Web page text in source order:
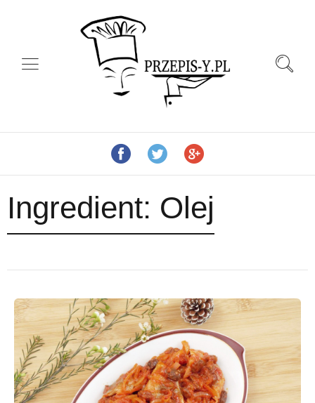
Ingredient: Olej